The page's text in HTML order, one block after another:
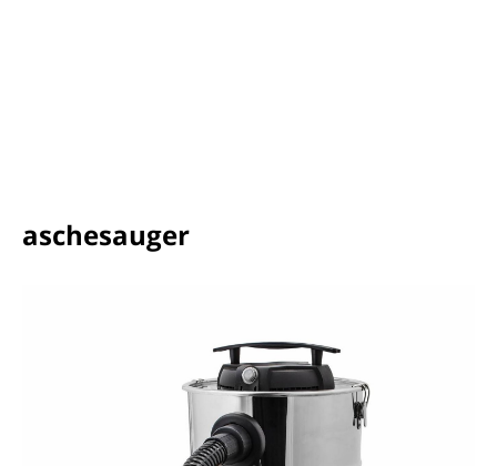
aschesauger